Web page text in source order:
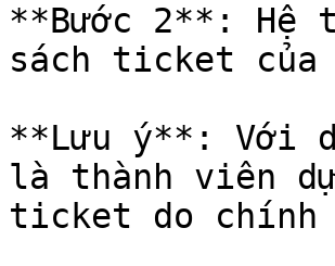
**Bước 2**: Hệ
sách ticket của
**Lưu ý**: Với
là thành viên
ticket do chính